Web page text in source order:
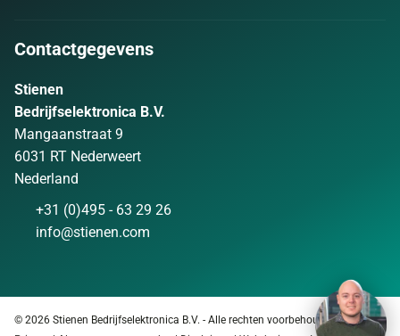
Contactgegevens
Stienen
Bedrijfselektronica B.V.
Mangaanstraat 9
6031 RT Nederweert
Nederland
+31 (0)495 - 63 29 26
info@stienen.com
© 2026 Stienen Bedrijfselektronica B.V. - Alle rechten voorbehouden